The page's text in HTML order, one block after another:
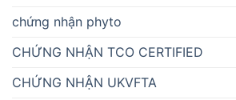
chứng nhận phyto
CHỨNG NHẬN TCO CERTIFIED
CHỨNG NHẬN UKVFTA